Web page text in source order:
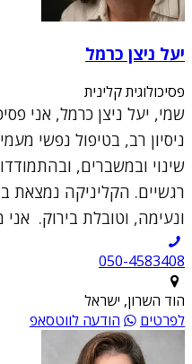
יעל ניצן כרמל
פסיכולוגית קלינית
שמי, יעל ניצן כרמל, אני
ניסיון רב, בטיפול נפשי
שינוי ובמשברים,
רגשיים. הקליניקה נמצאת
ונעימה, וטובלת בירוק.
050-4583408
הוד השרון, ישראל
לפרטים
הודעה לווטסאפ